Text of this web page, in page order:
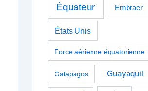
Équateur Embraer
États Unis
Force aérienne équatorienne
Galapagos Guayaquil